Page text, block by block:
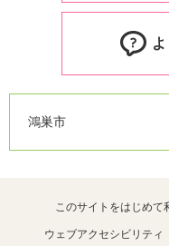
鴻巣市
このサイトをはじめて
ウェブアクセシビリティ